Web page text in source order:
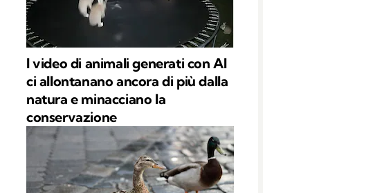
I video di animali generati con AI
ci allontanano ancora di più dalla
natura e minacciano la
conservazione